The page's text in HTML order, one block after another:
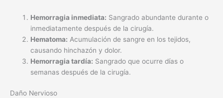
Hemorragia inmediata: Sangrado abundante durante o
inmediatamente después de la cirugía.
Hematoma: Acumulación de sangre en los tejidos,
causando hinchazón y dolor.
Hemorragia tardía: Sangrado que ocurre días o
semanas después de la cirugía.
Daño Nervioso